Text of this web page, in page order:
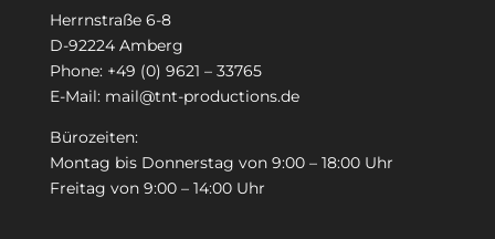
Herrnstraße 6-8
D-92224 Amberg
Phone: +49 (0) 9621 – 33765
E-Mail: mail@tnt-productions.de
Bürozeiten:
Montag bis Donnerstag von 9:00 – 18:00 Uhr
Freitag von 9:00 – 14:00 Uhr